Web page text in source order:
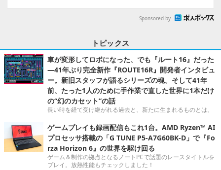
Sponsored by
トピックス
車が変形してロボになった、でも『ルート16』だった
―41年ぶり完全新作『ROUTE16R』開発者インタビュ
ー。新旧スタッフが語るシリーズの魂。そして41年
前、たった1人のために手作業で直した世界に1本だけ
の“幻のカセット”の話
長い時を経て受け継がれる過去と、新たに生まれるものとは。
ゲームプレイも録画配信もこれ1台。AMD Ryzen™ AI
プロセッサ搭載の「G TUNE P5-A7G60BK-D」で『Fo
rza Horizon 6』の世界を駆け回る
ゲーム＆制作の拠点となるノートPCで話題のレースタイトルを
プレイ。放熱性能もチェックしました！